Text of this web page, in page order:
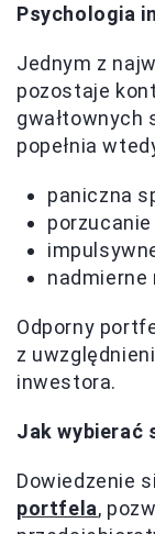
Psychologia
Jednym z
pozostaje
gwałtownych
popełnia
paniczna
nadmierne
Odporny
z
inwestora.
Jak wybierać
Dowiedzenie
portfela,